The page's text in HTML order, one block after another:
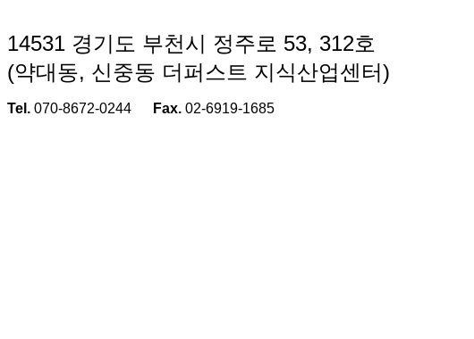
14531 경기도 부천시 정주로 53, 312호
(약대동, 신중동 더퍼스트 지식산업센터)
Tel. 070-8672-0244 Fax. 02-6919-1685